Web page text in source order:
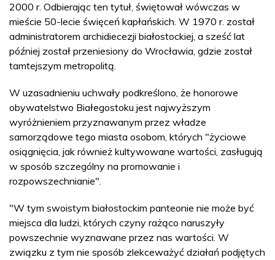
2000 r. Odbierając ten tytuł, świętował wówczas w
mieście 50-lecie święceń kapłańskich. W 1970 r. został
administratorem archidiecezji białostockiej, a sześć lat
później został przeniesiony do Wrocławia, gdzie został
tamtejszym metropolitą.
W uzasadnieniu uchwały podkreślono, że honorowe
obywatelstwo Białegostoku jest najwyższym
wyróżnieniem przyznawanym przez władze
samorządowe tego miasta osobom, których "życiowe
osiągnięcia, jak również kultywowane wartości, zasługują
w sposób szczególny na promowanie i
rozpowszechnianie".
"W tym swoistym białostockim panteonie nie może być
miejsca dla ludzi, których czyny rażąco naruszyły
powszechnie wyznawane przez nas wartości. W
związku z tym nie sposób zlekceważyć działań podjętych